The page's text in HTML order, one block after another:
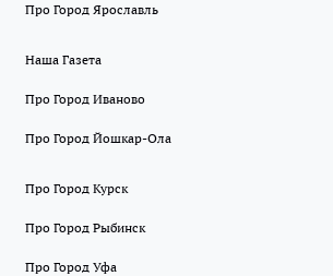
Про Город Ярославль
Наша Газета
Про Город Иваново
Про Город Йошкар-Ола
Про Город Курск
Про Город Рыбинск
Про Город Уфа